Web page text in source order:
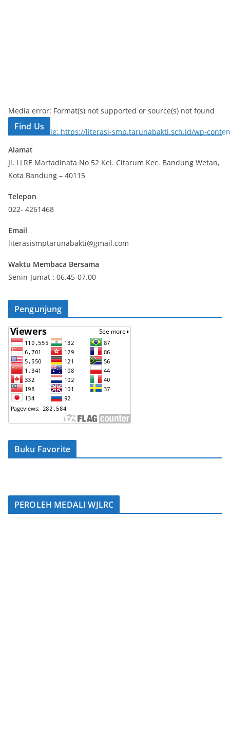
Media error: Format(s) not supported or source(s) not found
Download File: https://literasi-smp.tarunabakti.sch.id/wp-
00:00
Find Us
Alamat
Jl. LLRE Martadinata No 52 Kel. Citarum Kec. Bandung Wetan,
Kota Bandung – 40115
Telepon
022- 4261468
Email
literasismptarunabakti@gmail.com
Waktu Membaca Bersama
Senin-Jumat : 06.45-07.00
Pengunjung
Buku Favorite
PEROLEH MEDALI WJLRC